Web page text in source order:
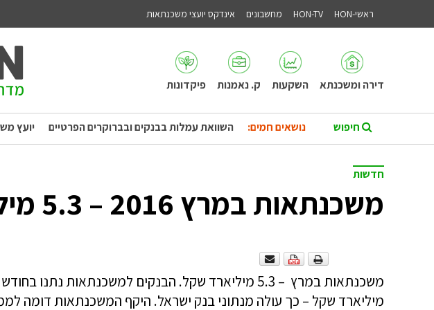
ראשי-HON HON-TV מחשבונים אינדקס יועצי משכנתאות
דירה ומשכנתא השקעות ק. נאמנות פיקדונות
נושאים חמים: השוואת עמלות בבנקים ובברוקרים הפרטיים יועץ
חדשות
משכנתאות במרץ 2016 – 5.3 מיליארד שקל
מיליארד שקל – כך עולה מנתוני בנק ישראל. היקף המשכנתאות דומה